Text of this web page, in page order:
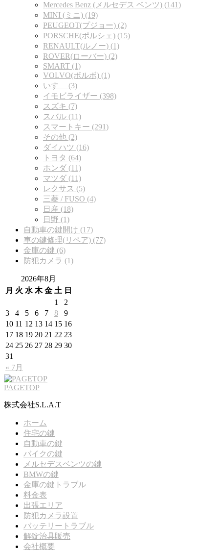
Mercedes Benz (メルセデス ベンツ) (141)
MINI (ミニ) (19)
PEUGEOT(プジョー) (2)
PORSCHE(ポルシェ) (15)
RENAULT(ルノー) (1)
ROVER(ローバー) (2)
SMART (1)
VOLVO(ボルボ) (1)
いすゞ (3)
イモビライザー (398)
スズキ (7)
スバル (11)
スマートキー (291)
その他 (2)
ダイハツ (16)
トヨタ (64)
ホンダ (11)
マツダ (11)
レクサス (5)
三菱 / FUSO (4)
日産 (18)
日野 (1)
自動車の鍵開け (17)
車の鍵修理(リペア) (77)
金庫の鍵 (6)
防犯カメラ (1)
2026年8月
月 火 水 木 金 土 日
« 7月
1
2
3
4 5 6 7 8
9
10 11 12 13 14 15 16
17 18 19 20 21 22 23
24 25 26 27 28 29 30
31
PAGETOP
株式会社S.L.A.T
ホーム
住宅の鍵
自動車の鍵
バイクの鍵
メルセデスベンツの鍵
BMWの鍵
金庫の鍵トラブル
料金表
出張エリア
防犯カメラ設置
バッテリートラブル
解錠治具販売
会社概要